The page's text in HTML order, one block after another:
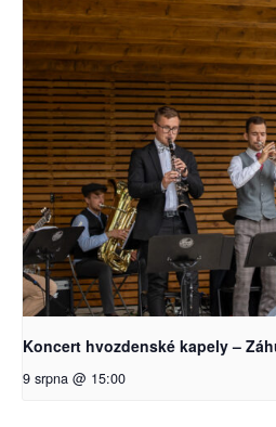
Koncert hvozdenské kapely –
9 srpna @ 15:00